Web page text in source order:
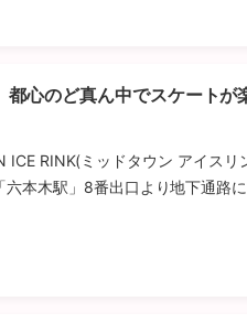
都心のど真ん中でスケート
ICE RINK(ミッドタウン アイス
六本木駅」8番出口より地下通路